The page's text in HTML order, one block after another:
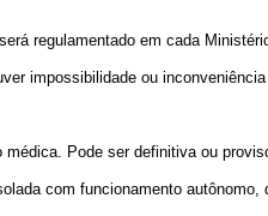
regulamentado em cada
ou inconveniência
Pode ser definitiva ou
com funcionamento autônomo,